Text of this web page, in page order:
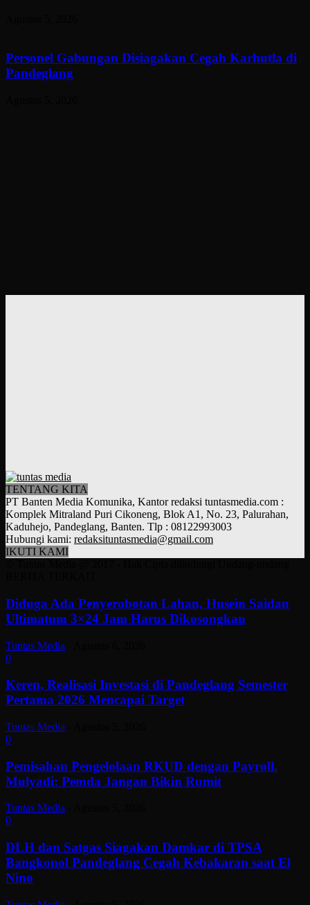
Personel Gabungan Disiagakan Cegah Karhutla di
Pandeglang
TENTANG KITA
PT Banten Media Komunika, Kantor redaksi tuntasmedia.com :
Komplek Mitraland Puri Cikoneng, Blok A1, No. 23, Palurahan,
Kaduhejo, Pandeglang, Banten. Tlp : 08122993003
Hubungi kami: redaksituntasmedia@gmail.com
IKUTI KAMI
Diduga Ada Penyerobotan Lahan, Husein Saidan
Ultimatum 3×24 Jam Harus Dikosongkan
Tuntas Media
0
Keren, Realisasi Investasi di Pandeglang Semester
Pertama 2026 Mencapai Target
Tuntas Media
0
Pemisahan Pengelolaan RKUD dengan Payroll.
Mulyadi: Pemda Jangan Bikin Rumit
Tuntas Media
0
DLH dan Satgas Siagakan Damkar di TPSA
Bangkonol Pandeglang Cegah Kebakaran saat El
Nino